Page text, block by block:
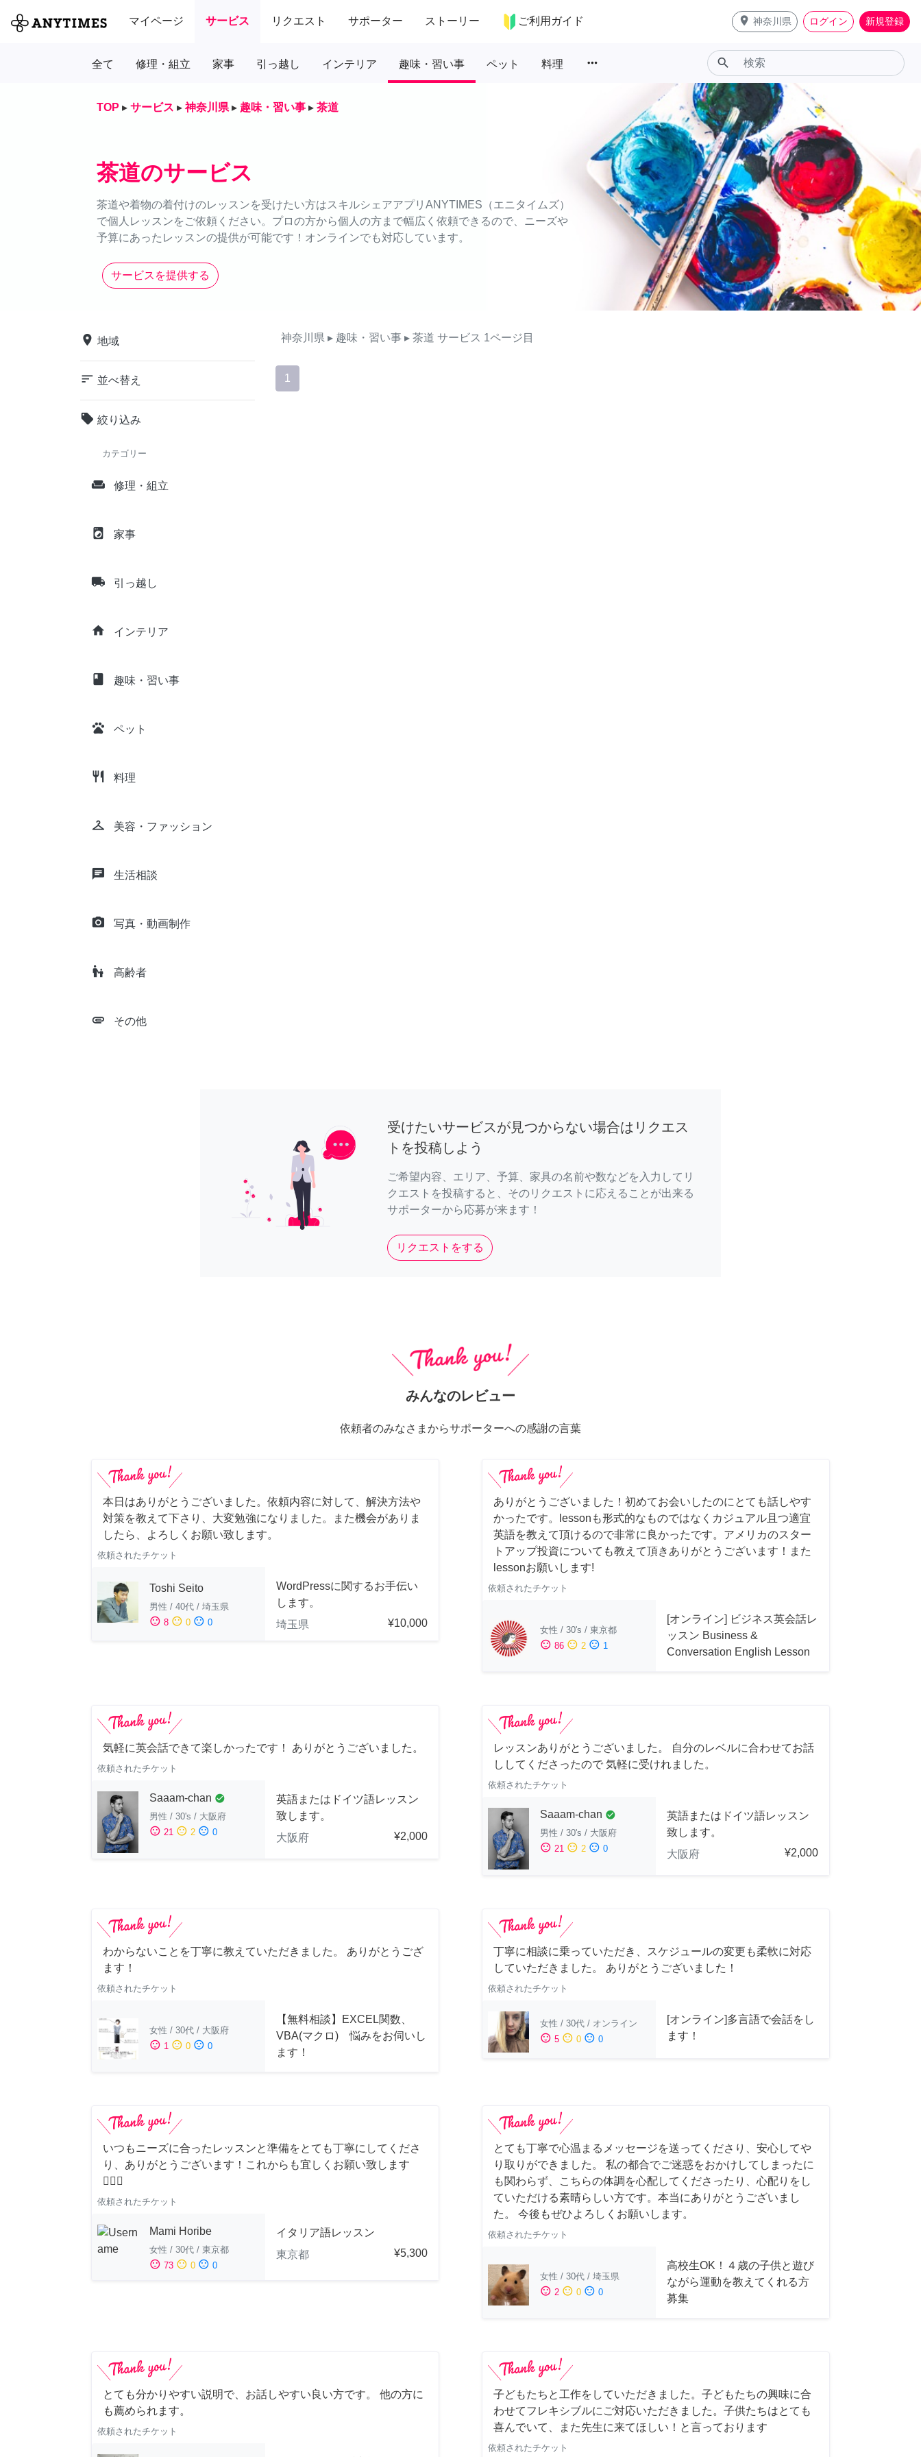
マイページ サービス リクエスト サポーター ストーリー ご利用ガイド place 神奈川県 ログイン 新規登録
全て 修理・組立 家事 引っ越し インテリア 趣味・習い事 ペット 料理 more_horiz search
TOP ▸ サービス ▸ 神奈川県 ▸ 趣味・習い事 ▸ 茶道
茶道のサービス
茶道や着物の着付けのレッスンを受けたい方はスキルシェアアプリANYTIMES（エニタイムズ）
で個人レッスンをご依頼ください。プロの方から個人の方まで幅広く依頼できるので、ニーズや
予算にあったレッスンの提供が可能です！オンラインでも対応しています。
サービスを提供する
place 地域
sort 並べ替え
local_offer 絞り込み
カテゴリー
weekend 修理・組立
local_laundry_service 家事
local_shipping 引っ越し
home インテリア
class 趣味・習い事
pets ペット
restaurant 料理
checkroom 美容・ファッション
chat 生活相談
camera_alt 写真・動画制作
escalator_warning 高齢者
attachment その他
神奈川県 ▸ 趣味・習い事 ▸ 茶道 サービス 1ページ目
1
受けたいサービスが見つからない場合はリクエス
トを投稿しよう
ご希望内容、エリア、予算、家具の名前や数などを入力してリ
クエストを投稿すると、そのリクエストに応えることが出来る
サポーターから応募が来ます！
リクエストをする
みんなのレビュー
依頼者のみなさまからサポーターへの感謝の言葉
本日はありがとうございました。依頼内容に対して、解決方法や
対策を教えて下さり、大変勉強になりました。また機会がありま
したら、よろしくお願い致します。
依頼されたチケット
Toshi Seito
男性 / 40代 / 埼玉県
sentiment_satisfied 8 sentiment_neutral 0 sentiment_dissatisfied 0
WordPressに関するお手伝い
します。
埼玉県
¥10,000
ありがとうございました！初めてお会いしたのにとても話しやす
かったです。lessonも形式的なものではなくカジュアル且つ適宜
英語を教えて頂けるので非常に良かったです。アメリカのスター
トアップ投資についても教えて頂きありがとうございます！また
lessonお願いします!
依頼されたチケット
女性 / 30's / 東京都
sentiment_satisfied 86 sentiment_neutral 2 sentiment_dissatisfied 1
[オンライン] ビジネス英会話レ
ッスン Business &
Conversation English Lesson
気軽に英会話できて楽しかったです！ ありがとうございました。
依頼されたチケット
Saaam-chan check_circle
男性 / 30's / 大阪府
sentiment_satisfied 21 sentiment_neutral 2 sentiment_dissatisfied 0
英語またはドイツ語レッスン
致します。
大阪府
¥2,000
レッスンありがとうございました。 自分のレベルに合わせてお話
ししてくださったので 気軽に受けれました。
依頼されたチケット
Saaam-chan check_circle
男性 / 30's / 大阪府
sentiment_satisfied 21 sentiment_neutral 2 sentiment_dissatisfied 0
英語またはドイツ語レッスン
致します。
大阪府
¥2,000
わからないことを丁寧に教えていただきました。 ありがとうござ
ます！
依頼されたチケット
女性 / 30代 / 大阪府
sentiment_satisfied 1 sentiment_neutral 0 sentiment_dissatisfied 0
【無料相談】EXCEL関数、
VBA(マクロ) 悩みをお伺いし
ます！
丁寧に相談に乗っていただき、スケジュールの変更も柔軟に対応
していただきました。 ありがとうございました！
依頼されたチケット
女性 / 30代 / オンライン
sentiment_satisfied 5 sentiment_neutral 0 sentiment_dissatisfied 0
[オンライン]多言語で会話をし
ます！
いつもニーズに合ったレッスンと準備をとても丁寧にしてくださ
り、ありがとうございます！これからも宜しくお願い致します
🙇‍♀️✨
依頼されたチケット
Mami Horibe
女性 / 30代 / 東京都
sentiment_satisfied 73 sentiment_neutral 0 sentiment_dissatisfied 0
イタリア語レッスン
東京都
¥5,300
とても丁寧で心温まるメッセージを送ってくださり、安心してや
り取りができました。 私の都合でご迷惑をおかけしてしまったに
も関わらず、こちらの体調を心配してくださったり、心配りをし
ていただける素晴らしい方です。本当にありがとうございまし
た。 今後もぜひよろしくお願いします。
依頼されたチケット
女性 / 30代 / 埼玉県
sentiment_satisfied 2 sentiment_neutral 0 sentiment_dissatisfied 0
高校生OK！４歳の子供と遊び
ながら運動を教えてくれる方
募集
とても分かりやすい説明で、お話しやすい良い方です。 他の方に
も薦められます。
依頼されたチケット
子どもたちと工作をしていただきました。子どもたちの興味に合
わせてフレキシブルにご対応いただきました。子供たちはとても
喜んでいて、また先生に来てほしい！と言っております
依頼されたチケット